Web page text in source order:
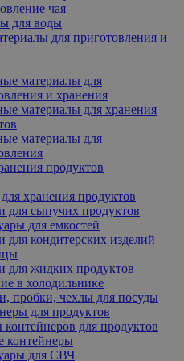
чая
для воды
для приготовления и
материалы для
и хранения
материалы для хранения
материалы для
продуктов
хранения продуктов
для сыпучих продуктов
для емкостей
для кондитерских изделий
для жидких продуктов
в холодильнике
пробки, чехлы для посуды
для продуктов
для продуктов
контейнеры
для СВЧ